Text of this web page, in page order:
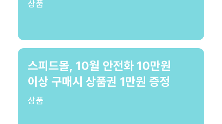
상품
스피드몰, 10월 안전화 10만원
이상 구매시 상품권 1만원 증정
상품